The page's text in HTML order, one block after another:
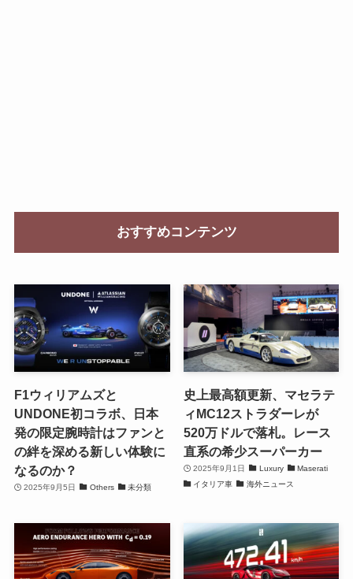
おすすめコンテンツ
F1ウィリアムズと
UNDONE初コラボ、日本
発の限定腕時計はファンと
の絆を深める新しい体験に
なるのか？
2025年9月5日 Others 未分類
史上最高額更新、マセラテ
ィMC12ストラダーレが
520万ドルで落札。レース
直系の希少スーパーカー
2025年9月1日 Luxury
Maserati
イタリア車
海外ニュース